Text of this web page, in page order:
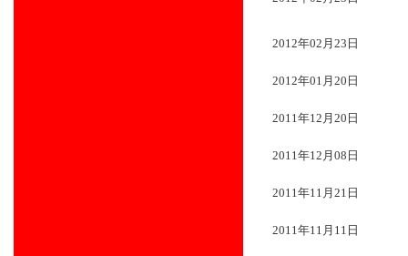
2012年02月23日
2012年01月20日
2011年12月20日
2011年12月08日
2011年11月21日
2011年11月11日